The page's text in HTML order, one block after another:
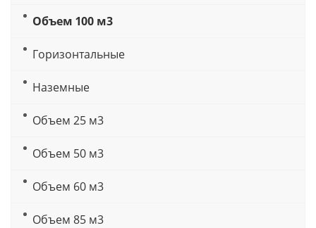
Объем 100 м3
Горизонтальные
Наземные
Объем 25 м3
Объем 50 м3
Объем 60 м3
Объем 85 м3